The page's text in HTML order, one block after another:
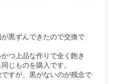
黒ずんできたので交換で
つ上品な作りで全く飽き
じものを購入です。
すが、黒がないのが残念で